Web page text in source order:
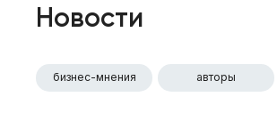
Новости
бизнес-мнения авторы